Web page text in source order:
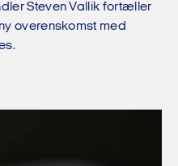
Steven Vallik fortæller
overenskomst med